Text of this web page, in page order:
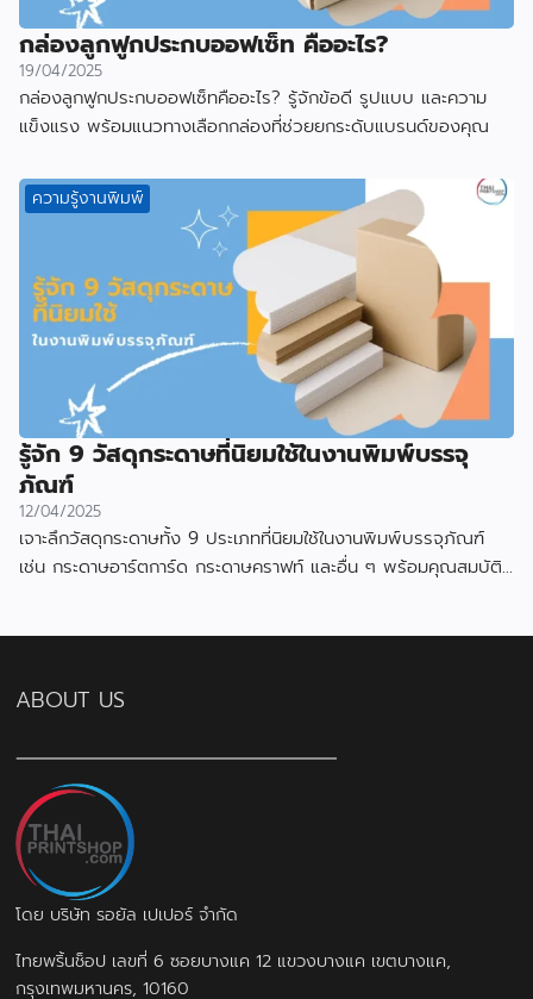
กล่องลูกฟูกประกบออฟเซ็ท คืออะไร?
19/04/2025
กล่องลูกฟูกประกบออฟเซ็ทคืออะไร? รู้จักข้อดี รูปแบบ และความ
แข็งแรง พร้อมแนวทางเลือกกล่องที่ช่วยยกระดับแบรนด์ของคุณ
ความรู้งานพิมพ์
รู้จัก 9 วัสดุกระดาษที่นิยมใช้ในงานพิมพ์บรรจุ
ภัณฑ์
12/04/2025
เจาะลึกวัสดุกระดาษทั้ง 9 ประเภทที่นิยมใช้ในงานพิมพ์บรรจุภัณฑ์
เช่น กระดาษอาร์ตการ์ด กระดาษคราฟท์ และอื่น ๆ พร้อมคุณสมบัติ
ABOUT US
โดย บริษัท รอยัล เปเปอร์ จำกัด
ไทยพริ้นช็อป เลขที่ 6 ซอยบางแค 12 แขวงบางแค เขตบางแค,
กรุงเทพมหานคร, 10160